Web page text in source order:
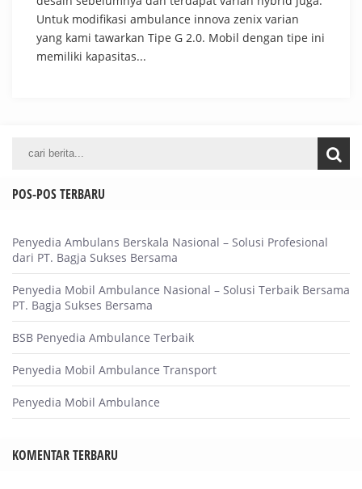
Untuk modifikasi ambulance innova zenix varian
yang kami tawarkan Tipe G 2.0. Mobil dengan tipe ini
memiliki kapasitas...
POS-POS TERBARU
Penyedia Ambulans Berskala Nasional – Solusi Profesional
dari PT. Bagja Sukses Bersama
Penyedia Mobil Ambulance Nasional – Solusi Terbaik Bersama
PT. Bagja Sukses Bersama
BSB Penyedia Ambulance Terbaik
Penyedia Mobil Ambulance Transport
Penyedia Mobil Ambulance
KOMENTAR TERBARU